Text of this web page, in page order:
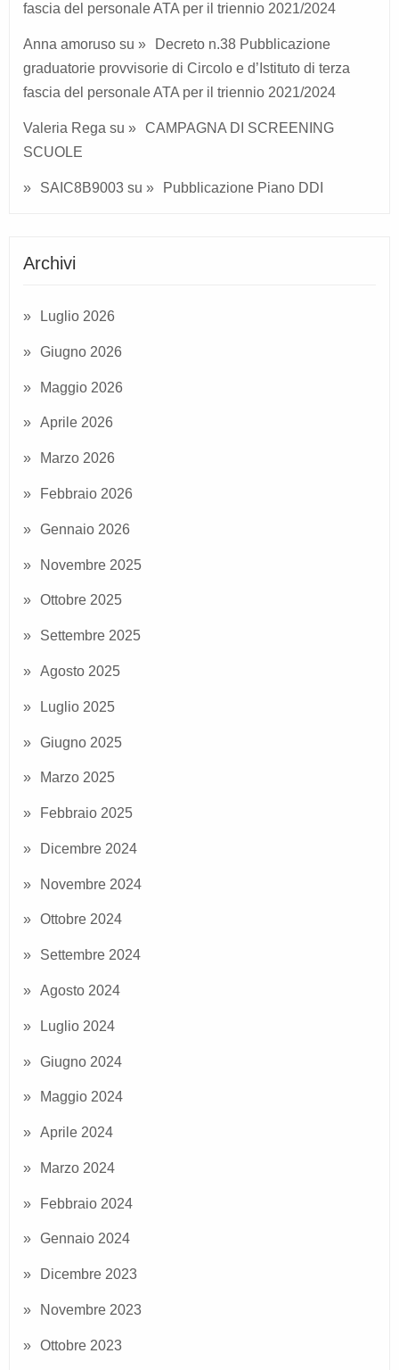
fascia del personale ATA per il triennio 2021/2024
Anna amoruso su
Decreto n.38 Pubblicazione
graduatorie provvisorie di Circolo e d’Istituto di terza
fascia del personale ATA per il triennio 2021/2024
Valeria Rega su
CAMPAGNA DI SCREENING
SCUOLE
SAIC8B9003 su Pubblicazione Piano DDI
Archivi
Luglio 2026
Giugno 2026
Maggio 2026
Aprile 2026
Marzo 2026
Febbraio 2026
Gennaio 2026
Novembre 2025
Ottobre 2025
Settembre 2025
Agosto 2025
Luglio 2025
Giugno 2025
Marzo 2025
Febbraio 2025
Dicembre 2024
Novembre 2024
Ottobre 2024
Settembre 2024
Agosto 2024
Luglio 2024
Giugno 2024
Maggio 2024
Aprile 2024
Marzo 2024
Febbraio 2024
Gennaio 2024
Dicembre 2023
Novembre 2023
Ottobre 2023